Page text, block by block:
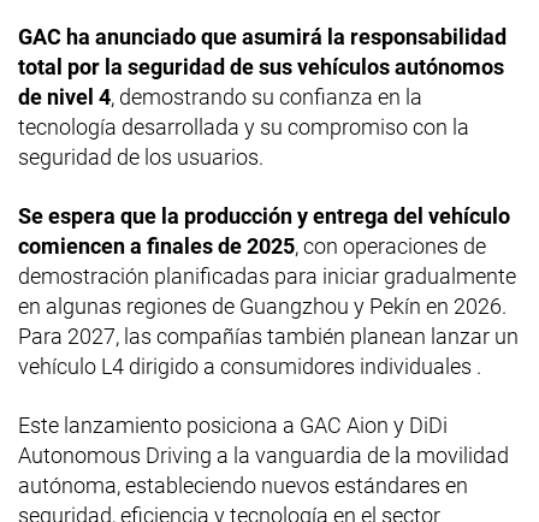
GAC ha anunciado que asumirá la responsabilidad
total por la seguridad de sus vehículos autónomos
de nivel 4, demostrando su confianza en la
tecnología desarrollada y su compromiso con la
seguridad de los usuarios.
Se espera que la producción y entrega del vehículo
comiencen a finales de 2025, con operaciones de
demostración planificadas para iniciar gradualmente
en algunas regiones de Guangzhou y Pekín en 2026.
Para 2027, las compañías también planean lanzar un
vehículo L4 dirigido a consumidores individuales .​
Este lanzamiento posiciona a GAC Aion y DiDi
Autonomous Driving a la vanguardia de la movilidad
autónoma, estableciendo nuevos estándares en
seguridad, eficiencia y tecnología en el sector